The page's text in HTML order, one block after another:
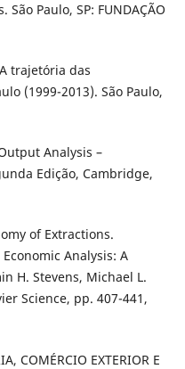
Paulo, SP: FUNDAÇÃO
trajetória das
(1999-2013). São Paulo,
Analysis –
Edição, Cambridge,
of Extractions.
Analysis: A
H. Stevens, Michael L.
Science, pp. 407-441,
COMÉRCIO EXTERIOR E